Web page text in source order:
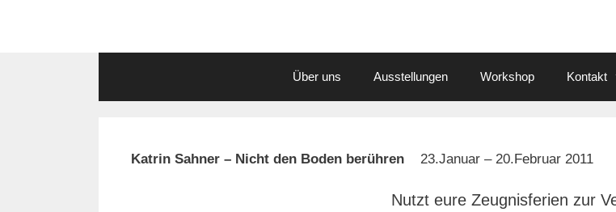
Über uns Ausstellungen Workshop Kontakt
Katrin Sahner – Nicht den Boden berühren 23.Januar – 20.Februar 2011
Nutzt eure Zeugnisferien zur